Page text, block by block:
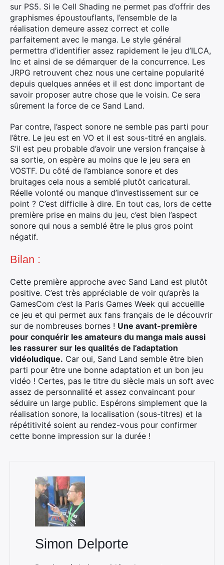
sur PS5. Si le Cell Shading ne permet pas d’offrir des
graphismes époustouflants, l’ensemble de la
réalisation demeure assez correct et colle
parfaitement avec le manga. Le style général
permettra d’identifier assez rapidement le jeu d’ILCA,
Inc et ainsi de se démarquer de la concurrence. Les
JRPG retrouvent chez nous une certaine popularité
depuis quelques années et il est donc important de
savoir proposer autre chose que le voisin. Ce sera
sûrement la force de ce Sand Land.
Par contre, l’aspect sonore ne semble pas parti pour
l’être. Le jeu est en VO et il est sous-titré en anglais.
S’il est peu probable d’avoir une version française à
sa sortie, on espère au moins que le jeu sera en
VOSTF. Du côté de l’ambiance sonore et des
bruitages cela nous a semblé plutôt caricatural.
Réelle volonté ou manque d’investissement sur ce
point ? C’est difficile à dire. En tout cas, lors de cette
première prise en mains du jeu, c’est bien l’aspect
sonore qui nous a semblé être le plus gros point
négatif.
Bilan :
Cette première approche avec Sand Land est plutôt
positive. C’est très appréciable de voir qu’après la
GamesCom c’est la Paris Games Week qui accueille
ce jeu et qui permet aux fans français de le découvrir
sur de nombreuses bornes ! Une avant-première
pour conquérir les amateurs du manga mais aussi
les rassurer sur les qualités de l’adaptation
vidéoludique. Car oui, Sand Land semble être bien
parti pour être une bonne adaptation et un bon jeu
vidéo ! Certes, pas le titre du siècle mais un soft avec
assez de personnalité et assez convaincant pour
séduire un large public. Espérons simplement que la
réalisation sonore, la localisation (sous-titres) et la
répétitivité soient au rendez-vous pour confirmer
cette bonne impression sur la durée !
Simon Delporte
×
Rechercher
: